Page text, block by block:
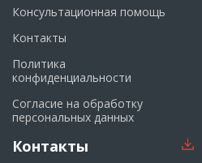
Консультационная помощь
Контакты
Политика
конфиденциальности
Согласие на обработку
персональных данных
Контакты